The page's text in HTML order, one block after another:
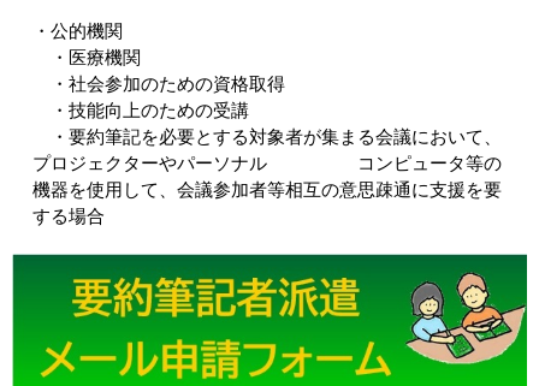
・公的機関
・医療機関
・社会参加のための資格取得
・技能向上のための受講
・要約筆記を必要とする対象者が集まる会議において、
プロジェクターやパーソナル コンピュータ等の
機器を使用して、会議参加者等相互の意思疎通に支援を要
する場合